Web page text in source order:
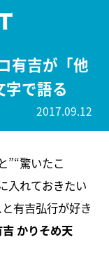
有吉が「他
で語る
2017.09.12
”“驚いたこ
入れておきたい
有吉弘行が好き
吉 かりそめ天